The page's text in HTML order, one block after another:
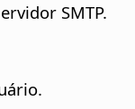
SMTP.